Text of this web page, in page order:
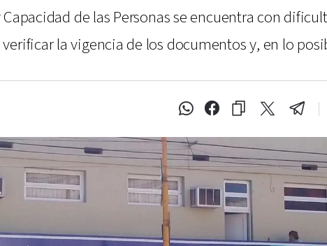
de las Personas se encuentra con
la vigencia de los documentos y, en lo